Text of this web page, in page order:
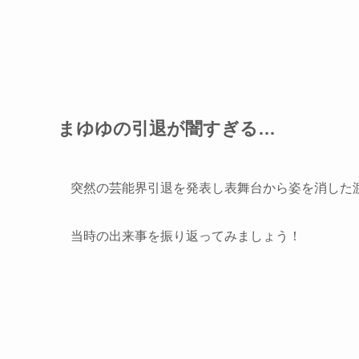
まゆゆの引退が闇すぎる…
突然の芸能界引退を発表し表舞台から姿を消した
当時の出来事を振り返ってみましょう！